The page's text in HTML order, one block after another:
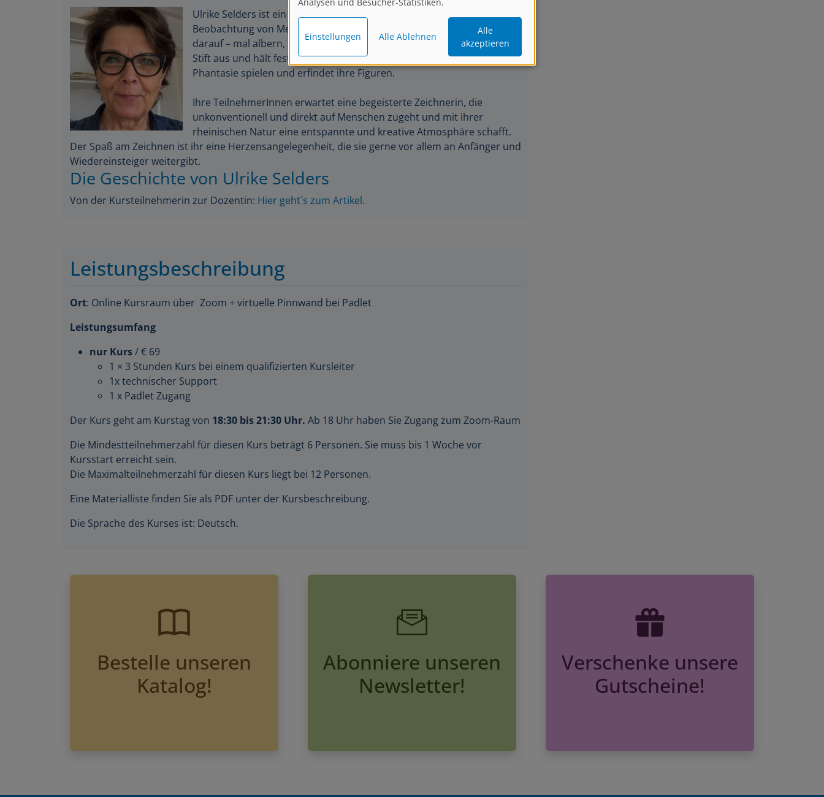
Ulrike Selders ist ein fröhlicher, offener Mensch. Sie liebt die
Beobachtung von Menschen, Tieren und Situationen und reagiert
darauf – mal albern, mal liebevoll. Und entweder packt sie sofort den
Stift aus und hält fest, was es zu sehen gibt, oder sie lässt die
Phantasie spielen und erfindet ihre Figuren.
Ihre TeilnehmerInnen erwartet eine begeisterte Zeichnerin, die
unkonventionell und direkt auf Menschen zugeht und mit ihrer
rheinischen Natur eine entspannte und kreative Atmosphäre schafft.
Der Spaß am Zeichnen ist ihr eine Herzensangelegenheit, die sie gerne vor allem an Anfänger und
Wiedereinsteiger weitergibt.
Die Geschichte von Ulrike Selders
Von der Kursteilnehmerin zur Dozentin: Hier geht´s zum Artikel
Leistungsbeschreibung
Ort : Online Kursraum über Zoom + virtuelle Pinnwand bei Padlet
Leistungsumfang
nur Kurs
/ € 69
1 × 3 Stunden Kurs bei einem qualifizierten Kursleiter
1x technischer Support
1 x Padlet Zugang
Der Kurs geht am Kurstag von 18:30 bis 21:30 Uhr.
Ab 18 Uhr haben Sie Zugang zum Zoom-Raum
Die Mindestteilnehmerzahl für diesen Kurs beträgt 6 Personen. Sie muss bis 1 Woche vor
Kursstart erreicht sein.
Die Maximalteilnehmerzahl für diesen Kurs liegt bei 12 Personen.
Eine Materialliste finden Sie als PDF unter der Kursbeschreibung.
Die Sprache des Kurses ist: Deutsch.
Bestelle unseren
Katalog!
Abonniere unseren
Newsletter!
Verschenke unsere
Gutscheine!
Einstellungen
Alle
akzeptieren